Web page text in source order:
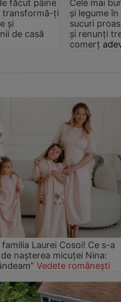
făcut pâine
transformă-ți
și
de casă
Cele mai
și legume
sucuri
și renunți
comerț
Laurei Cosoi! Ce s-a
nașterea micuței Nina:
Vedete românești